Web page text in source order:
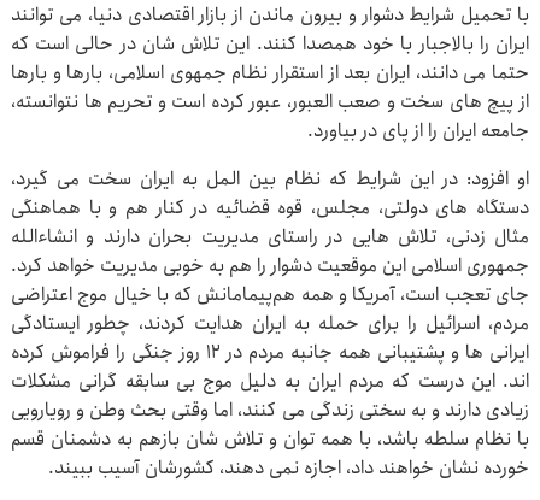
با تحمیل شرایط دشوار و بیرون ماندن از بازار اقتصادی دنیا، می توانند
ایران را بالاجبار با خود همصدا کنند. این تلاش شان در حالی است که
حتما می دانند، ایران بعد از استقرار نظام جمهوی اسلامی، بارها و بارها
از پیچ های سخت و صعب العبور، عبور کرده است و تحریم ها نتوانسته،
جامعه ایران را از پای در بیاورد.
او افزود: در این شرایط که نظام بین المل به ایران سخت می گیرد،
دستگاه های دولتی، مجلس، قوه قضائیه در کنار هم و با هماهنگی
مثال زدنی، تلاش هایی در راستای مدیریت بحران دارند و انشاءالله
جمهوری اسلامی این موقعیت دشوار را هم به خوبی مدیریت خواهد کرد.
جای تعجب است، آمریکا و همه هم‌پیمامانش که با خیال موج اعتراضی
مردم، اسرائیل را برای حمله به ایران هدایت کردند، چطور ایستادگی
ایرانی ها و پشتیبانی همه جانبه مردم در ۱۲ روز جنگی را فراموش کرده
اند. این درست که مردم ایران به دلیل موج بی سابقه گرانی مشکلات
زیادی دارند و به سختی زندگی می کنند، اما وقتی بحث وطن و رویارویی
با نظام سلطه باشد، با همه توان و تلاش شان بازهم به دشمنان قسم
خورده نشان خواهند داد، اجازه نمی دهند، کشورشان آسیب ببیند.